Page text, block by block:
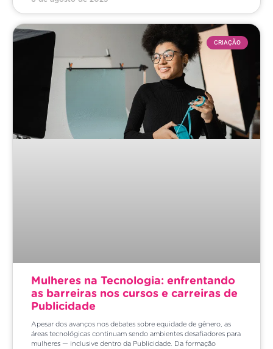
CRIAÇÃO
Mulheres na Tecnologia: enfrentando
as barreiras nos cursos e carreiras de
Publicidade
Apesar dos avanços nos debates sobre equidade de gênero, as
áreas tecnológicas continuam sendo ambientes desafiadores para
mulheres — inclusive dentro da Publicidade. Da formação